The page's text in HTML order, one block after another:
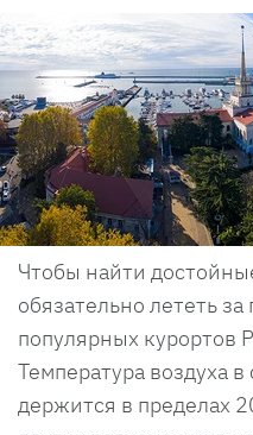
Чтобы найти
обязательно лететь
популярных курортов
Температура воздуха
держится в пределах